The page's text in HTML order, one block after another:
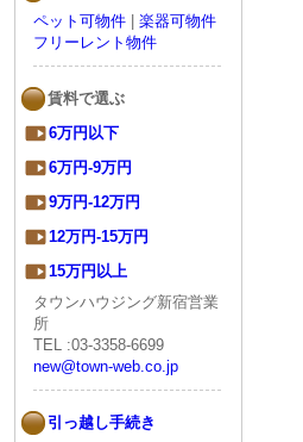
ペット可物件
楽器可物件
フリーレント物件
賃料で選ぶ
6万円以下
6万円-9万円
9万円-12万円
12万円-15万円
15万円以上
タウンハウジング新宿営業
所
TEL :03-3358-6699
new@town-web.co.jp
引っ越し手続き